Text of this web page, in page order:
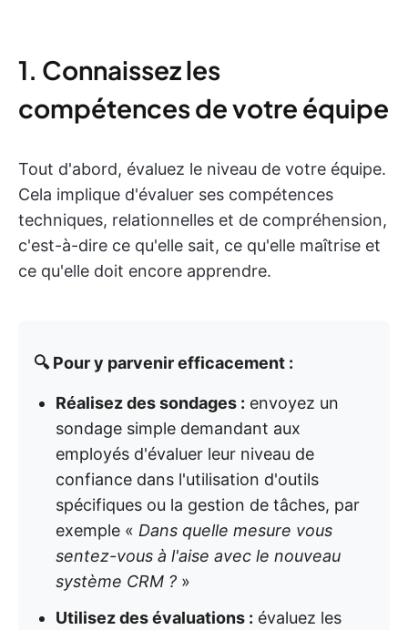
1. Connaissez les
compétences de votre équipe
Tout d'abord, évaluez le niveau de votre équipe.
Cela implique d'évaluer ses compétences
techniques, relationnelles et de compréhension,
c'est-à-dire ce qu'elle sait, ce qu'elle maîtrise et
ce qu'elle doit encore apprendre.
🔍 Pour y parvenir efficacement :
Réalisez des sondages : envoyez un
sondage simple demandant aux
employés d'évaluer leur niveau de
confiance dans l'utilisation d'outils
spécifiques ou la gestion de tâches, par
exemple « Dans quelle mesure vous
sentez-vous à l'aise avec le nouveau
système CRM ? »
Utilisez des évaluations : évaluez les